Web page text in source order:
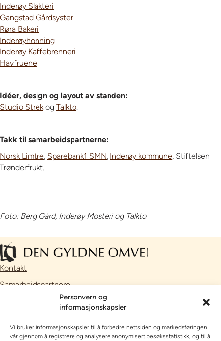
Personvern og
informasjonskapsler
Vi bruker informasjonskapsler til å forbedre nettsiden og markedsføringen
vår gjennom å registrere og analysere anonymisert besøksstatistikk, og til å
Inderøy Slakteri
Gangstad Gårdsysteri
Røra Bakeri
Inderøyhonning
Inderøy Kaffebrenneri
Havfruene
Idéer, design og layout av standen:
Studio Strekog Talkto.
Takk til samarbeidspartnerne:
Norsk Limtre, Sparebank1 SMN, Inderøy kommune, Stiftelsen
Trønderfrukt.
Foto: Berg Gård, Inderøy Mosteri og Talkto
Kontakt
Samarbeidspartnere
// Nettside utviklet avTalkto